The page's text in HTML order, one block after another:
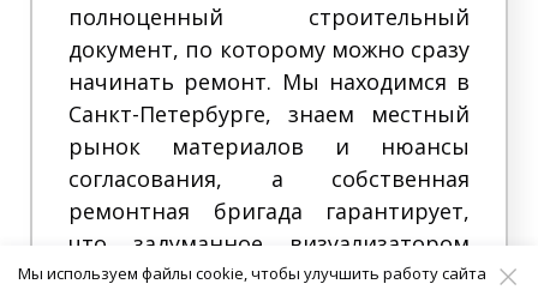
полноценный строительный
документ, по которому можно сразу
начинать ремонт. Мы находимся в
Санкт-Петербурге, знаем местный
рынок материалов и нюансы
согласования, а собственная
ремонтная бригада гарантирует,
что задуманное визуализатором
будет реализовано мастерами 1 в 1
Мы используем файлы cookie, чтобы улучшить работу сайта